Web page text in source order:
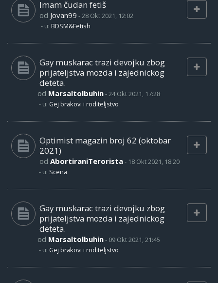
Imam čudan fetiš
od Jovan99 -28 Okt 2021, 12:02
- u: BDSM&Fetish
Gay muskarac trazi devojku zbog
prijateljstva mozda i zajednickog
deteta.
od Marsaltolbuhin-24 Okt 2021, 17:28
- u: Gej brakovi i roditeljstvo
Optimist magazin broj 62 (oktobar
2021)
od AbortiraniTerorista- 18 Okt 2021, 18:20
- u: Scena
Gay muskarac trazi devojku zbog
prijateljstva mozda i zajednickog
deteta.
od Marsaltolbuhin- 09 Okt 2021, 21:45
- u: Gej brakovi i roditeljstvo